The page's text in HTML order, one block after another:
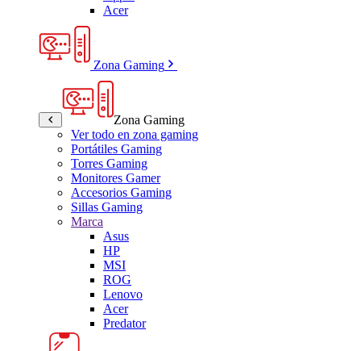
Acer
Zona Gaming
Zona Gaming
Ver todo en zona gaming
Portátiles Gaming
Torres Gaming
Monitores Gamer
Accesorios Gaming
Sillas Gaming
Marca
Asus
HP
MSI
ROG
Lenovo
Acer
Predator